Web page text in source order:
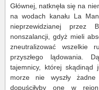
Głównej, natknęła się na
na wodach kanału La
nieprzewidzianej przez
nonszalancji, gdyż mieli
zneutralizować wszelkie
przyszłego lądowania.
tajemnicy, której skądinąd
morze nie wyszły żadne
dopuściłyby one w